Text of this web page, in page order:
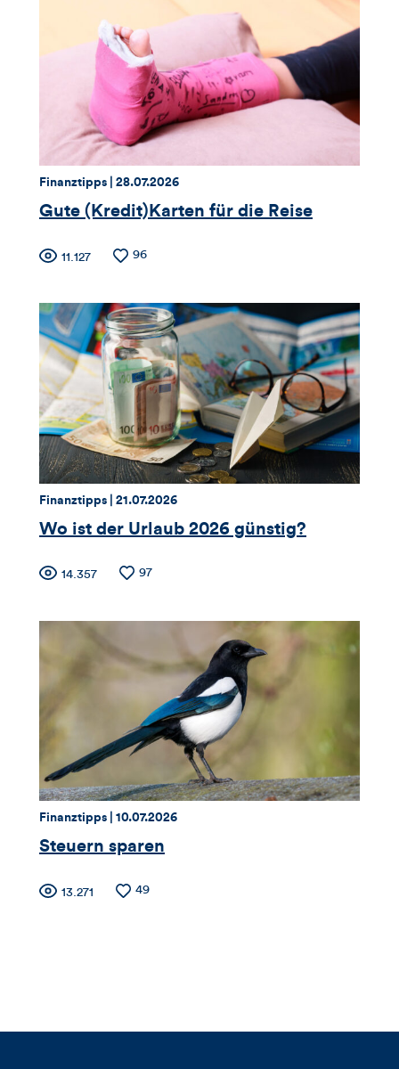
Views,
Likes
und
Kommentare
dieses
Artikels
Thema:
Finanztipps | Datum:
28.07.2026
Gute (Kredit)Karten für die Reise
Zähler
für
Views,
Likes
und
Kommentare
dieses
Artikels
Anzahl11.127
Anzahl
96
Thema:
Finanztipps | Datum:
21.07.2026
Wo ist der Urlaub 2026 günstig?
Zähler
für
Views,
Likes
und
Kommentare
dieses
Artikels
Anzahl14.357
Anzahl
97
Thema:
Finanztipps | Datum:
10.07.2026
Steuern sparen
Zähler
Anzahl13.271
Anzahl
49